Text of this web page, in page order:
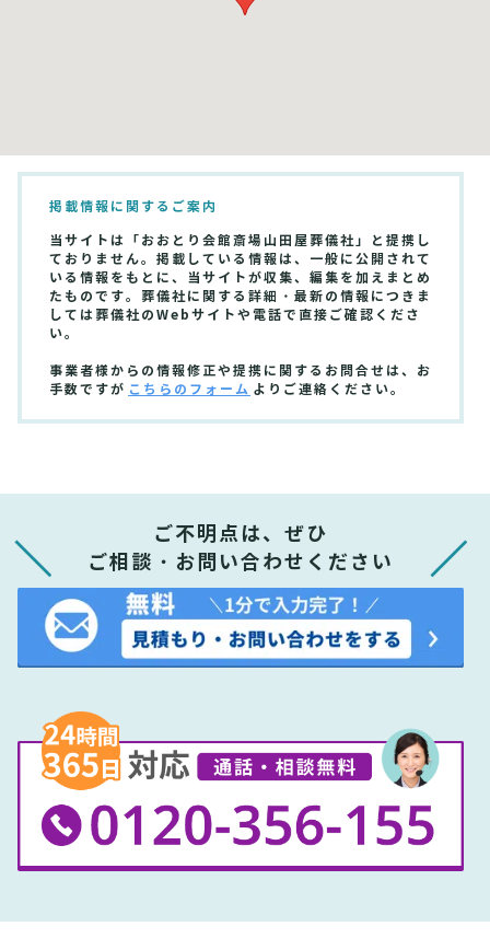
掲載情報に関するご案内
当サイトは「おおとり会館斎場山田屋葬儀社」と提携し
ておりません。掲載している情報は、一般に公開されて
いる情報をもとに、当サイトが収集、編集を加えまとめ
たものです。葬儀社に関する詳細・最新の情報につきま
しては葬儀社のWebサイトや電話で直接ご確認くださ
い。
事業者様からの情報修正や提携に関するお問合せは、お
手数ですが こちらのフォーム よりご連絡ください。
ご不明点は、ぜひ
ご相談・お問い合わせください